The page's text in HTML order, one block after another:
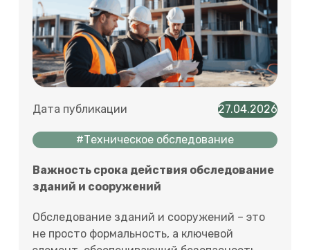
Дата публикации 27.04.2026
#Техническое обследование
Важность срока действия обследование
зданий и сооружений
Обследование зданий и сооружений – это
не просто формальность, а ключевой